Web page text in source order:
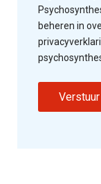
beheren in